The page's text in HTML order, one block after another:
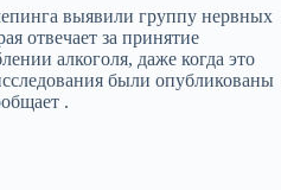
выявили группу нервных
отвечает за принятие
алкоголя, даже когда это
были опубликованы
.